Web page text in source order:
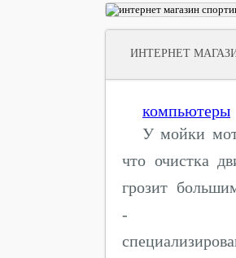
ИНТЕРНЕТ
компьютеры
У мойки
что очистка
грозит
-